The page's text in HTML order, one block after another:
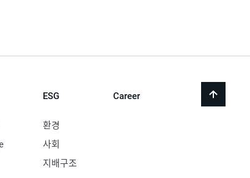
back
ESG
환경
사회
지배구조
Career